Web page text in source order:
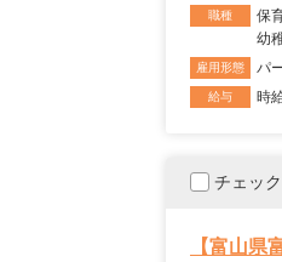
職種
保
幼
雇用形態 パ
給与 時
チェッ
【富山県